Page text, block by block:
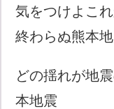
気をつけよこ
終わらぬ熊本
どの揺れが地
本地震